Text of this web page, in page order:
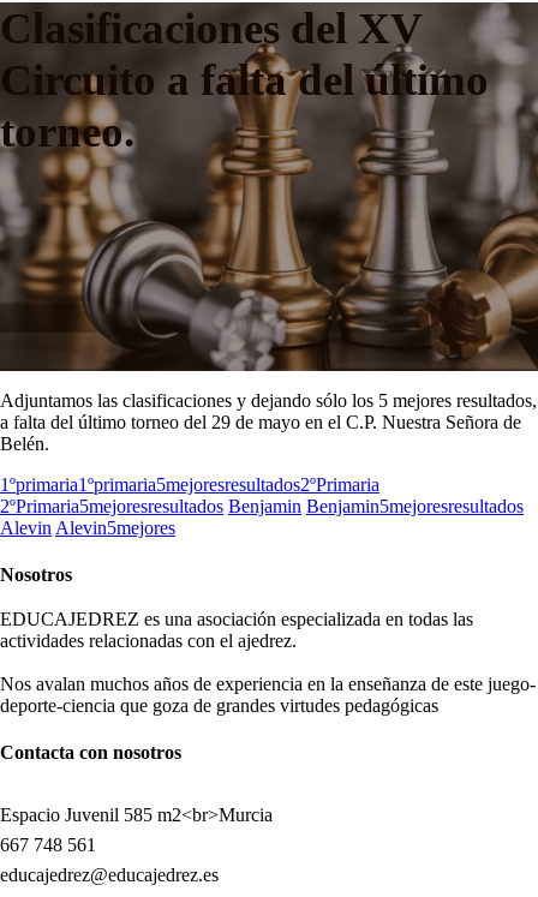
Clasificaciones del XV
Circuito a falta del último
torneo.
Adjuntamos las clasificaciones y dejando sólo los 5 mejores resultados,
a falta del último torneo del 29 de mayo en el C.P. Nuestra Señora de
Belén.
1ºprimaria1ºprimaria5mejoresresultados2ºPrimaria
2ºPrimaria5mejoresresultados Benjamin Benjamin5mejoresresultados
Alevin Alevin5mejores
Nosotros
EDUCAJEDREZ es una asociación especializada en todas las
actividades relacionadas con el ajedrez.
Nos avalan muchos años de experiencia en la enseñanza de este juego-
deporte-ciencia que goza de grandes virtudes pedagógicas
Contacta con nosotros
Espacio Juvenil 585 m2<br>Murcia
667 748 561
educajedrez@educajedrez.es